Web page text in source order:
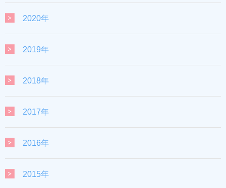
2020年
2019年
2018年
2017年
2016年
2015年